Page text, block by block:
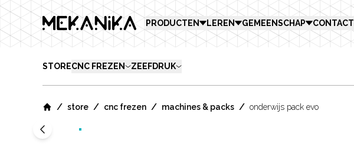
MEKANIKA PRODUCTEN LEREN GEMEENSCHAP CONTACT
STORECNC FREZEN ZEEFDRUK
/ store / cnc frezen / machines & packs / onderwijs pack evo